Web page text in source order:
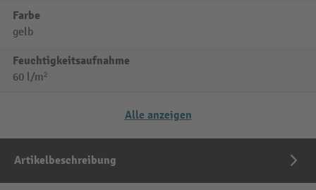
Farbe
gelb
Feuchtigkeitsaufnahme
60 l/m²
Alle anzeigen
Artikelbeschreibung